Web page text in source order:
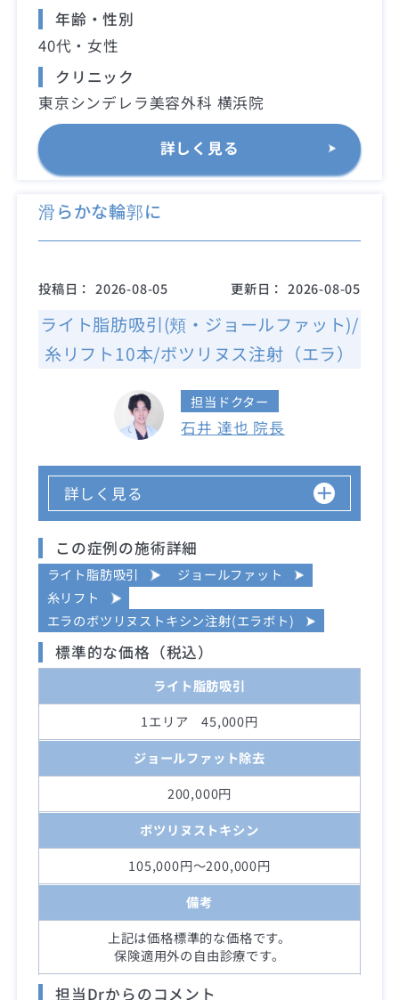
年齢・性別
40代・女性
クリニック
東京シンデレラ美容外科 横浜院
詳しく見る
滑らかな輪郭に
投稿日： 2026-08-05 更新日： 2026-08-05
ライト脂肪吸引(頬・ジョールファット)/
糸リフト10本/ボツリヌス注射（エラ）
担当ドクター
石井 達也 院長
詳しく見る
この症例の施術詳細
ライト脂肪吸引
ジョールファット
糸リフト
エラのボツリヌストキシン注射(エラボト)
標準的な価格（税込）
ライト脂肪吸引
1エリア 45,000円
ジョールファット除去
200,000円
ボツリヌストキシン
105,000円～200,000円
備考
上記は価格標準的な価格です。
保険適用外の自由診療です。
担当Drからのコメント